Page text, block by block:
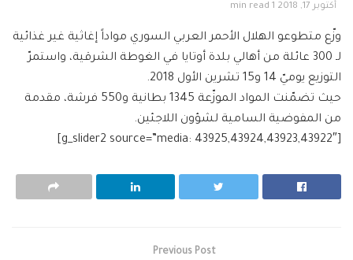
أكتوبر 17, 2018 1 min read
وزّع متطوعو الهلال الأحمر العربي السوري مواداً إغاثية غير غذائية
لـ 300 عائلة من أهالي بلدة أوتايا في الغوطة الشرقية، واستمرّ
التوزيع يوميّ 14 و15 تشرين الأول 2018.
حيث تضمّنت المواد الموزّعة 1345 بطانية و550 فرشة، مقدمة
من المفوضية السامية لشؤون اللاجئين.
[g_slider2 source=”media: 43925,43924,43923,43922″]
Previous Post